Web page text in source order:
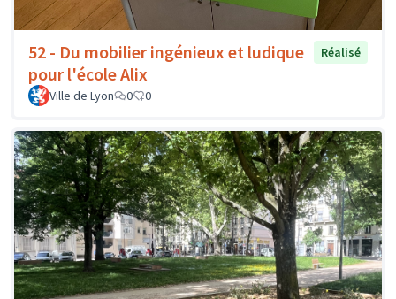
52 - Du mobilier ingénieux et ludique
pour l'école Alix
Réalisé
Ville de Lyon 0 0